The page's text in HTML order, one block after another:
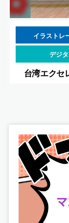
イラストレ
デジ
台湾エクセ